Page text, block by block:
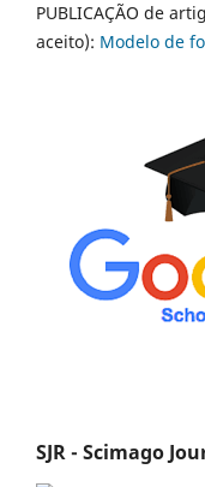
PUBLICAÇÃO de
aceito): Modelo de
SJR - Scimago